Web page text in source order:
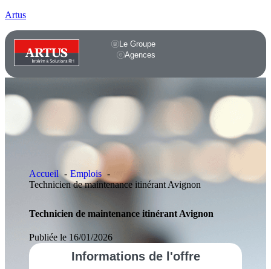
Artus
Le Groupe
Agences
Accueil
Emplois
Technicien de maintenance itinérant Avignon
Technicien de maintenance itinérant Avignon
Publiée le 16/01/2026
Informations de l'offre